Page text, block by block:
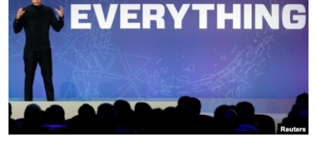
فرهنگ و زندگی
حقوق شهروندی
علم و فناوری
اسرائیل در جنگ
مستندها
انتخابات ریاست جمهوری آمریکا ۲۰۲۴
حمله جمهوری اسلامی به اسرائیل
ورزش زنان در ایران
دنبال کنید
زبانهای مختلف